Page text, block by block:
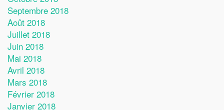
Septembre 2018
Août 2018
Juillet 2018
Juin 2018
Mai 2018
Avril 2018
Mars 2018
Février 2018
Janvier 2018